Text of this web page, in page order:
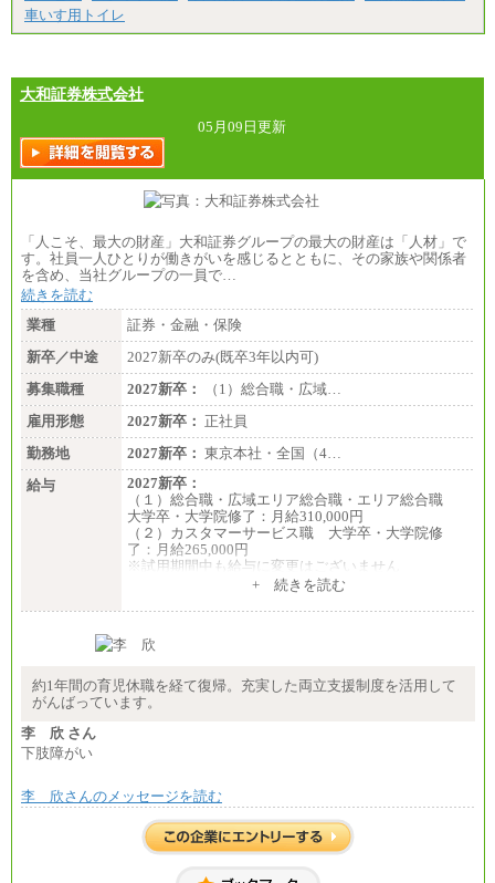
車いす用トイレ
大和証券株式会社
05月09日更新
「人こそ、最大の財産」大和証券グループの最大の財産は「人材」で
す。社員一人ひとりが働きがいを感じるとともに、その家族や関係者
を含め、当社グループの一員で…
続きを読む
業種
証券・金融・保険
新卒／中途
2027新卒のみ(既卒3年以内可)
募集職種
2027新卒：
（1）総合職・広域…
雇用形態
2027新卒： 正社員
勤務地
2027新卒： 東京本社・全国（4…
給与
2027新卒：
（１）総合職・広域エリア総合職・エリア総合職
大学卒・大学院修了：月給310,000円
（２）カスタマーサービス職 大学卒・大学院修
了：月給265,000円
※試用期間中も給与に変更はございません
+ 続きを読む
約1年間の育児休職を経て復帰。充実した両立支援制度を活用して
がんばっています。
李 欣 さん
下肢障がい
李 欣さんのメッセージを読む